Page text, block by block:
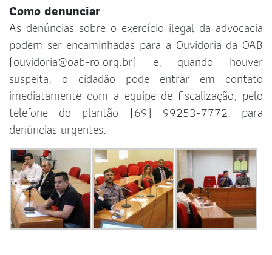
Como denunciar
As denúncias sobre o exercício ilegal da advocacia
podem ser encaminhadas para a Ouvidoria da OAB
(ouvidoria@oab-ro.org.br) e, quando houver
suspeita, o cidadão pode entrar em contato
imediatamente com a equipe de fiscalização, pelo
telefone do plantão (69) 99253-7772, para
denúncias urgentes.